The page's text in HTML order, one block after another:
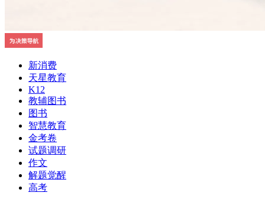
新消费
天星教育
K12
教辅图书
图书
智慧教育
金考卷
试题调研
作文
解题觉醒
高考